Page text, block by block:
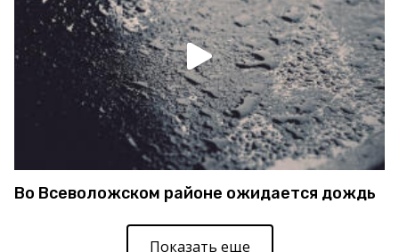
Во Всеволожском районе ожидается дождь
Показать еще